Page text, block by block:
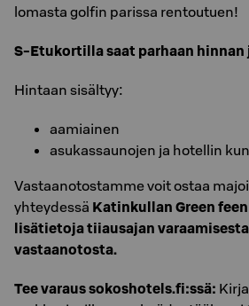
lomasta golfin parissa rentoutuen!
S-Etukortilla saat parhaan hinnan
Hintaan sisältyy:
aamiainen
asukassaunojen ja hotellin
Vastaanotostamme voit ostaa
yhteydessä Katinkullan Green
lisätietoja tiiausajan
vastaanotosta.
Tee varaus sokoshotels.fi:ssä: